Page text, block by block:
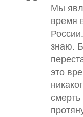
Мы
время
знаю.
это